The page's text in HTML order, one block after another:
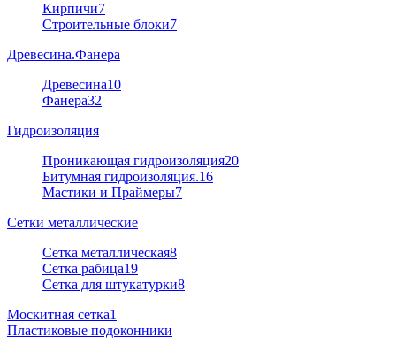
Кирпичи7
Строительные блоки7
Древесина.Фанера
Древесина10
Фанера32
Гидроизоляция
Проникающая гидроизоляция20
Битумная гидроизоляция.16
Мастики и Праймеры7
Сетки металлические
Сетка металлическая8
Сетка рабица19
Сетка для штукатурки8
Москитная сетка1
Пластиковые подоконники